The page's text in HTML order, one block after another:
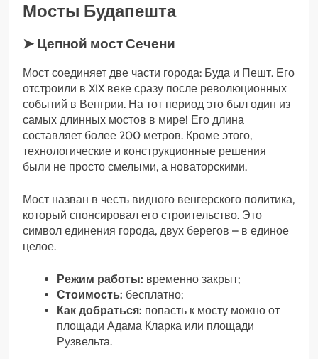
Мосты Будапешта
➤ Цепной мост Сечени
Мост соединяет две части города: Буда и Пешт. Его
отстроили в XIX веке сразу после революционных
событий в Венгрии. На тот период это был один из
самых длинных мостов в мире! Его длина
составляет более 200 метров. Кроме этого,
технологические и конструкционные решения
были не просто смелыми, а новаторскими.
Мост назван в честь видного венгерского политика,
который спонсировал его строительство. Это
символ единения города, двух берегов – в единое
целое.
Режим работы: временно закрыт;
Стоимость: бесплатно;
Как добраться: попасть к мосту можно от
площади Адама Кларка или площади
Рузвельта.